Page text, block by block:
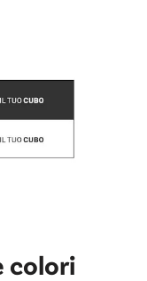
colori